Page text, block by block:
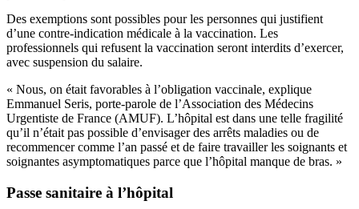
Des exemptions sont possibles pour les personnes qui justifient
d’une contre-indication médicale à la vaccination. Les
professionnels qui refusent la vaccination seront interdits d’exercer,
avec suspension du salaire.
« Nous, on était favorables à l’obligation vaccinale, explique
Emmanuel Seris, porte-parole de l’Association des Médecins
Urgentiste de France (AMUF). L’hôpital est dans une telle fragilité
qu’il n’était pas possible d’envisager des arrêts maladies ou de
recommencer comme l’an passé et de faire travailler les soignants et
soignantes asymptomatiques parce que l’hôpital manque de bras. »
Passe sanitaire à l’hôpital